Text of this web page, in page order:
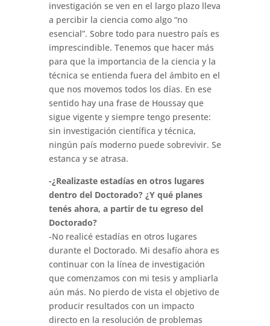
investigación se ven en el largo plazo lleva
a percibir la ciencia como algo “no
esencial”. Sobre todo para nuestro país es
imprescindible. Tenemos que hacer más
para que la importancia de la ciencia y la
técnica se entienda fuera del ámbito en el
que nos movemos todos los días. En ese
sentido hay una frase de Houssay que
sigue vigente y siempre tengo presente:
sin investigación científica y técnica,
ningún país moderno puede sobrevivir. Se
estanca y se atrasa.
-¿Realizaste estadías en otros lugares
dentro del Doctorado? ¿Y qué planes
tenés ahora, a partir de tu egreso del
Doctorado?
-No realicé estadías en otros lugares
durante el Doctorado. Mi desafío ahora es
continuar con la línea de investigación
que comenzamos con mi tesis y ampliarla
aún más. No pierdo de vista el objetivo de
producir resultados con un impacto
directo en la resolución de problemas